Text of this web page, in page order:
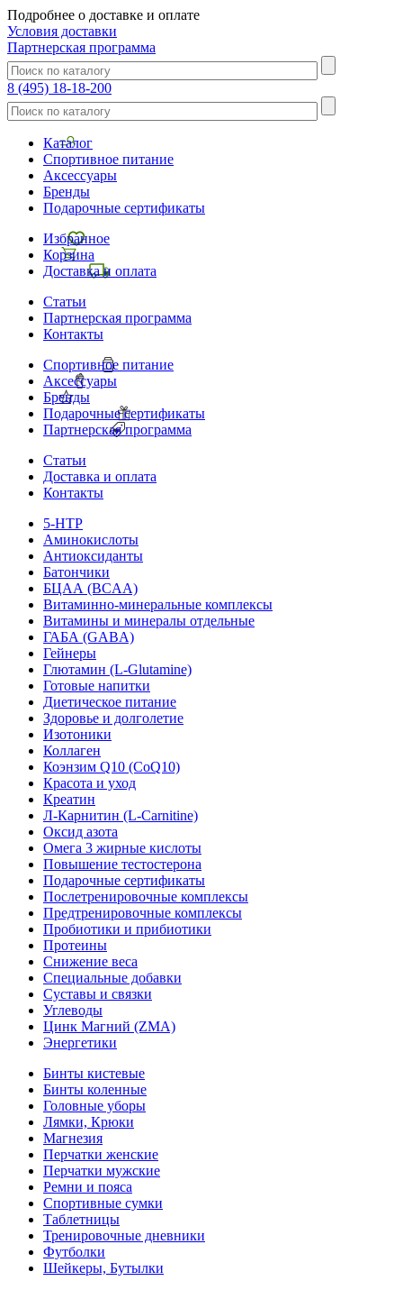
Подробнее о доставке и оплате
Условия доставки
Партнерская программа
8 (495) 18-18-200
Каталог
Спортивное питание
Аксессуары
Бренды
Подарочные сертификаты
Избранное
Корзина
Доставка и оплата
Статьи
Партнерская программа
Контакты
Спортивное питание
Аксессуары
Бренды
Подарочные сертификаты
Партнерская программа
Статьи
Доставка и оплата
Контакты
5-HTP
Аминокислоты
Антиоксиданты
Батончики
БЦАА (BCAA)
Витаминно-минеральные комплексы
Витамины и минералы отдельные
ГАБА (GABA)
Гейнеры
Глютамин (L-Glutamine)
Готовые напитки
Диетическое питание
Здоровье и долголетие
Изотоники
Коллаген
Коэнзим Q10 (CoQ10)
Красота и уход
Креатин
Л-Карнитин (L-Сarnitine)
Оксид азота
Омега 3 жирные кислоты
Повышение тестостерона
Подарочные сертификаты
Послетренировочные комплексы
Предтренировочные комплексы
Пробиотики и прибиотики
Протеины
Снижение веса
Специальные добавки
Суставы и связки
Углеводы
Цинк Магний (ZMA)
Энергетики
Бинты кистевые
Бинты коленные
Головные уборы
Лямки, Крюки
Магнезия
Перчатки женские
Перчатки мужские
Ремни и пояса
Спортивные сумки
Таблетницы
Тренировочные дневники
Футболки
Шейкеры, Бутылки